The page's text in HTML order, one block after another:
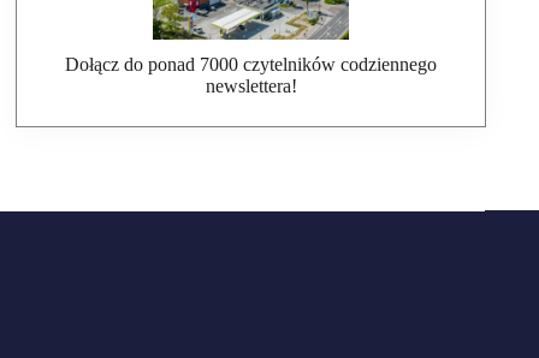
Dołącz do ponad 7000 czytelników codziennego
newslettera!